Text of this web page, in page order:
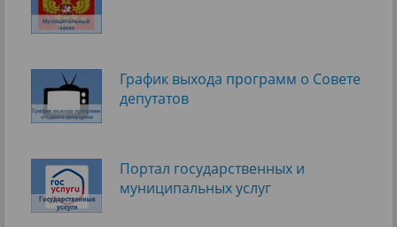
График выхода программ о Cовете
депутатов
Портал государственных и
муниципальных услуг